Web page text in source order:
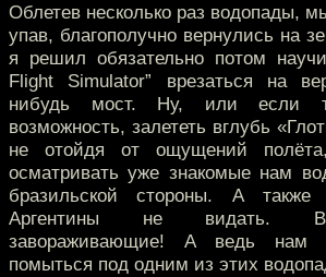
Облетев несколько раз водопады,
упав, благополучно вернулись на
я решил обязательно потом
Flight Simulator” врезаться на
нибудь мост. Ну, или если
возможность, залететь вглубь
не отойдя от ощущений
осматривать уже знакомые нам
бразильской стороны. А
Аргентины не видать.
завораживающие! А ведь нам
помыться под одним из этих